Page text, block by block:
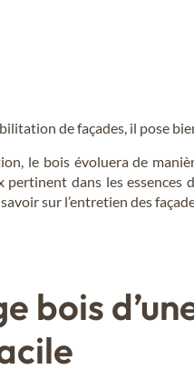
Colors de façades, il pose
le bois évoluera de
dans les
sur l’entretien des
bois